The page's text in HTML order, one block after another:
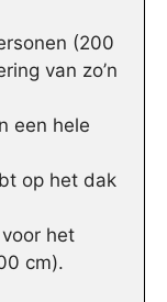
(200
van zo’n
een hele
op het dak
het
cm).